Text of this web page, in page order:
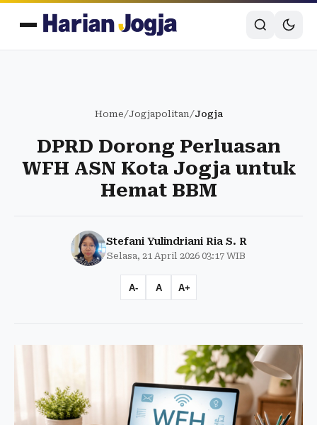
Home/Jogjapolitan/Jogja
DPRD Dorong Perluasan
WFH ASN Kota Jogja untuk
Hemat BBM
Stefani Yulindriani Ria S. R
Selasa, 21 April 2026 03:17 WIB
A- A A+